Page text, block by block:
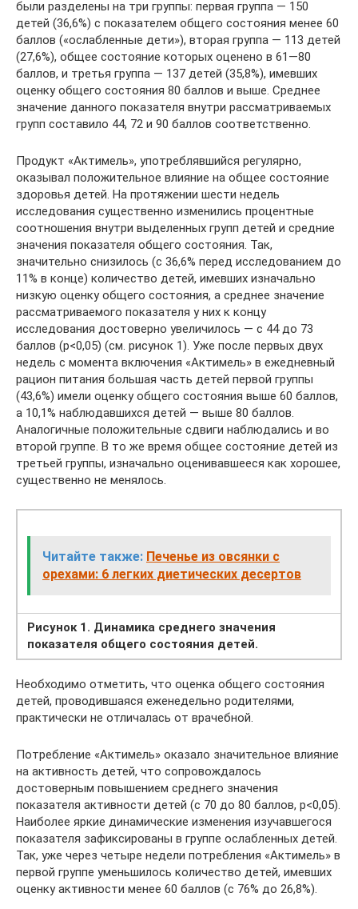
были разделены на три группы: первая группа — 150
детей (36,6%) с показателем общего состояния менее 60
баллов («ослабленные дети»), вторая группа — 113 детей
(27,6%), общее состояние которых оценено в 61—80
баллов, и третья группа — 137 детей (35,8%), имевших
оценку общего состояния 80 баллов и выше. Среднее
значение данного показателя внутри рассматриваемых
групп составило 44, 72 и 90 баллов соответственно.
Продукт «Актимель», употреблявшийся регулярно,
оказывал положительное влияние на общее состояние
здоровья детей. На протяжении шести недель
исследования существенно изменились процентные
соотношения внутри выделенных групп детей и средние
значения показателя общего состояния. Так,
значительно снизилось (с 36,6% перед исследованием до
11% в конце) количество детей, имевших изначально
низкую оценку общего состояния, а среднее значение
рассматриваемого показателя у них к концу
исследования достоверно увеличилось — с 44 до 73
баллов (р<0,05) (см. рисунок 1). Уже после первых двух
недель с момента включения «Актимель» в ежедневный
рацион питания большая часть детей первой группы
(43,6%) имели оценку общего состояния выше 60 баллов,
а 10,1% наблюдавшихся детей — выше 80 баллов.
Аналогичные положительные сдвиги наблюдались и во
второй группе. В то же время общее состояние детей из
третьей группы, изначально оценивавшееся как хорошее,
существенно не менялось.
Читайте также: Печенье из овсянки с
орехами: 6 легких диетических десертов
Рисунок 1. Динамика среднего значения
показателя общего состояния детей.
Необходимо отметить, что оценка общего состояния
детей, проводившаяся еженедельно родителями,
практически не отличалась от врачебной.
Потребление «Актимель» оказало значительное влияние
на активность детей, что сопровождалось
достоверным повышением среднего значения
показателя активности детей (с 70 до 80 баллов, р<0,05).
Наиболее яркие динамические изменения изучавшегося
показателя зафиксированы в группе ослабленных детей.
Так, уже через четыре недели потребления «Актимель» в
первой группе уменьшилось количество детей, имевших
оценку активности менее 60 баллов (с 76% до 26,8%).